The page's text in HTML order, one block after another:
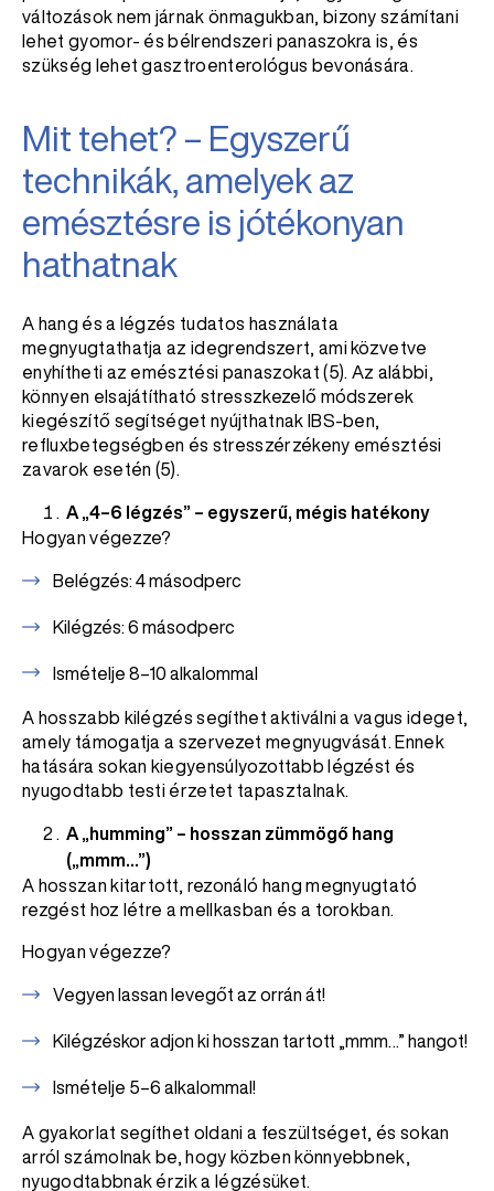
változások nem járnak önmagukban, bizony számítani
lehet gyomor- és bélrendszeri panaszokra is, és
szükség lehet gasztroenterológus bevonására.
Mit tehet? – Egyszerű
technikák, amelyek az
emésztésre is jótékonyan
hathatnak
A hang és a légzés tudatos használata
megnyugtathatja az idegrendszert, ami közvetve
enyhítheti az emésztési panaszokat (5). Az alábbi,
könnyen elsajátítható stresszkezelő módszerek
kiegészítő segítséget nyújthatnak IBS-ben,
refluxbetegségben és stresszérzékeny emésztési
zavarok esetén (5).
A „4–6 légzés” – egyszerű, mégis hatékony
Hogyan végezze?
Belégzés: 4 másodperc
Kilégzés: 6 másodperc
Ismételje 8–10 alkalommal
A hosszabb kilégzés segíthet aktiválni a vagus ideget,
amely támogatja a szervezet megnyugvását. Ennek
hatására sokan kiegyensúlyozottabb légzést és
nyugodtabb testi érzetet tapasztalnak.
A „humming” – hosszan zümmögő hang
(„mmm…”)
A hosszan kitartott, rezonáló hang megnyugtató
rezgést hoz létre a mellkasban és a torokban.
Hogyan végezze?
Vegyen lassan levegőt az orrán át!
Kilégzéskor adjon ki hosszan tartott „mmm…” hangot!
Ismételje 5–6 alkalommal!
A gyakorlat segíthet oldani a feszültséget, és sokan
arról számolnak be, hogy közben könnyebbnek,
nyugodtabbnak érzik a légzésüket.